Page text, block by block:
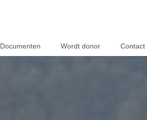
Documenten Wordt donor Contact